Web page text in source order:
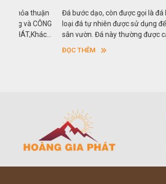
Đá bước dạo, còn được gọi là đá bước dặm,
loại đá tự nhiên được sử dụng để tạo lối đi
sân vườn. Đá này thường được cắt từ
đá lớn hoặc theo quy cách xác định sẵn với
vuông hoặc hình chữ nhật và có độ dày khác